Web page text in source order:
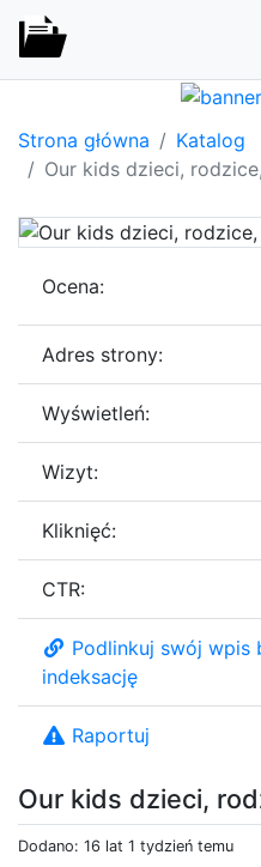
Strona główna
Katalog
Our kids dzieci,
Our kids dzieci,
Dodano: 16 lat 1 tydzień temu
Ocena:
Adres strony:
Wyświetleń:
Wizyt:
Kliknięć:
CTR:
Podlinkuj swój wpis
indeksację
Raportuj